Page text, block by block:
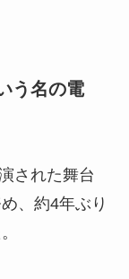
う名の電
された舞台
、約4年ぶり